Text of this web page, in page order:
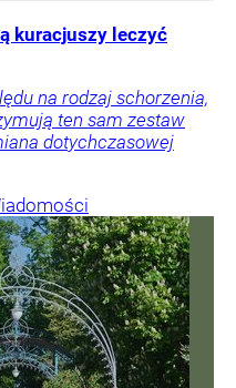
kuracjuszy leczyć
na rodzaj schorzenia,
ten sam zestaw
dotychczasowej